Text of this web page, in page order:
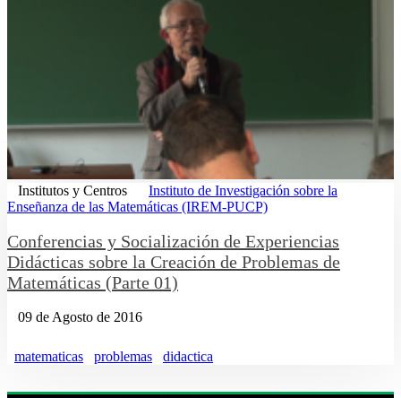
Institutos y Centros
Instituto de Investigación sobre la
Enseñanza de las Matemáticas (IREM-PUCP)
Conferencias y Socialización de Experiencias
Didácticas sobre la Creación de Problemas de
Matemáticas (Parte 01)
09 de Agosto de 2016
matematicas problemas didactica